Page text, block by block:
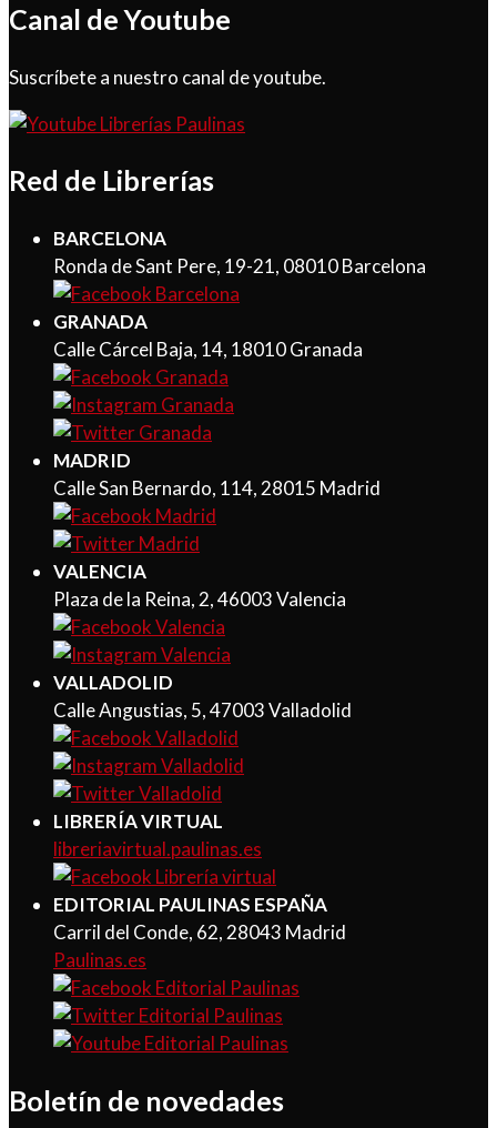
Canal de Youtube
Suscríbete a nuestro canal de youtube.
Red de Librerías
BARCELONA
Ronda de Sant Pere, 19-21, 08010 Barcelona
GRANADA
Calle Cárcel Baja, 14, 18010 Granada
MADRID
Calle San Bernardo, 114, 28015 Madrid
VALENCIA
Plaza de la Reina, 2, 46003 Valencia
VALLADOLID
Calle Angustias, 5, 47003 Valladolid
LIBRERÍA VIRTUAL
libreriavirtual.paulinas.es
EDITORIAL PAULINAS ESPAÑA
Carril del Conde, 62, 28043 Madrid
Paulinas.es
Boletín de novedades